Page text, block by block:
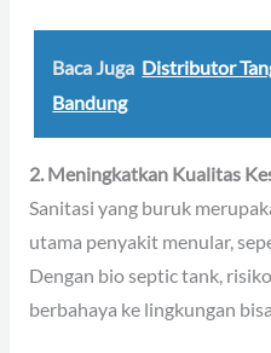
Baca Juga Distributor
Bandung
2. Meningkatkan Kualitas
Sanitasi yang buruk
utama penyakit menular,
Dengan bio septic tank,
berbahaya ke lingkungan